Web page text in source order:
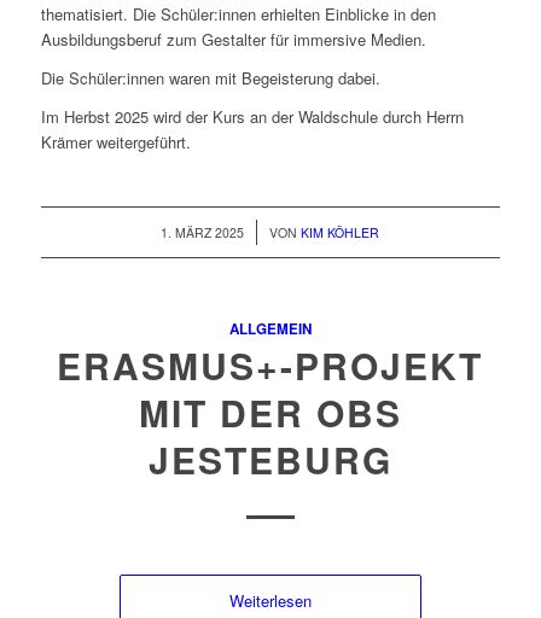
thematisiert. Die Schüler:innen erhielten Einblicke in den
Ausbildungsberuf zum Gestalter für immersive Medien.
Die Schüler:innen waren mit Begeisterung dabei.
Im Herbst 2025 wird der Kurs an der Waldschule durch Herrn
Krämer weitergeführt.
1. MÄRZ 2025
/ VONKIM KÖHLER
ALLGEMEIN
ERASMUS+-PROJEKT
MIT DER OBS
JESTEBURG
Weiterlesen